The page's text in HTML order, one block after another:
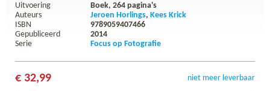
Uitvoering Boek, 264 pagina's
Auteurs
Jeroen Horlings Kees Krick
ISBN
9789059407466
Gepubliceerd
2014
Serie
Focus op Fotografie
€ 32,99 niet meer leverbaar